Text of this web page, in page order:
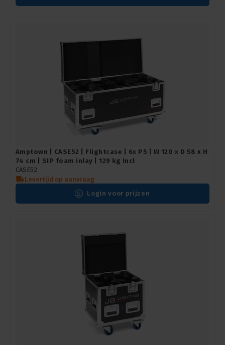
Amptown | CASE52 | Flightcase | 6x P5 | W 120 x D 58 x H
74 cm | SIP foam inlay | 129 kg Incl
CASE52
Levertijd op aanvraag
Login voor prijzen